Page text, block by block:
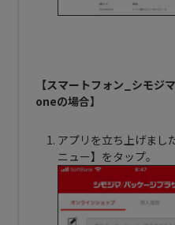
【スマートフォン_シモジ
oneの場合】
アプリを立ち上げまし
ニュー】をタップ。